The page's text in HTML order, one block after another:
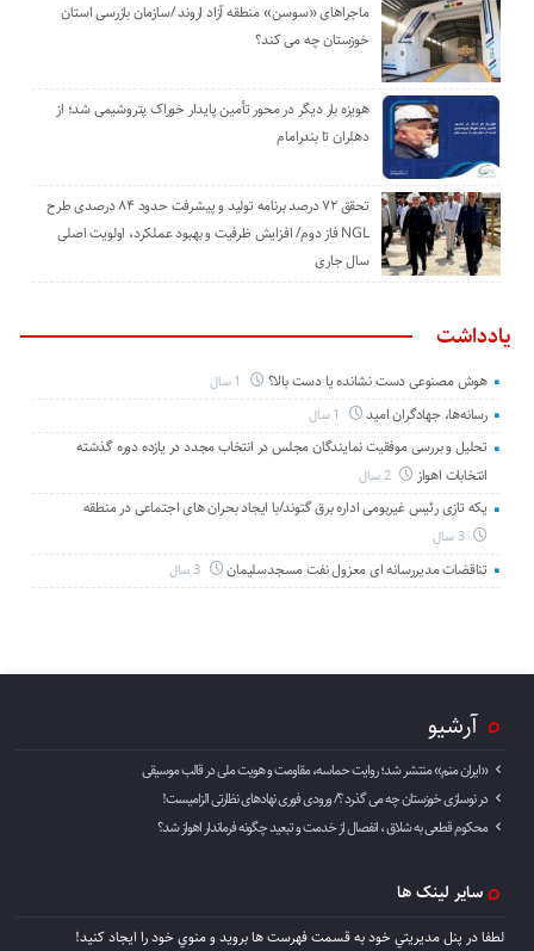
ماجراهای «سوسن» منطقه آزاد اروند /سازمان بازرسی استان
خوزستان چه می کند؟
هویزه بار دیگر در محور تأمین پایدار خوراک پتروشیمی شد؛ از
دهلران تا بندرامام
تحقق ۷۲ درصد برنامه تولید و پیشرفت حدود ۸۴ درصدی طرح
NGL فاز دوم/ افزایش ظرفیت و بهبود عملکرد، اولویت اصلی
سال جاری
یادداشت
هوش مصنوعی دست نشانده یا دست بالا؟
رسانه‌ها، جهادگران امید
تحلیل و بررسی موفقیت نمایندگان مجلس در انتخاب مجدد در یازده دوره گذشته
انتخابات اهواز
2 سال
یکه تازی رئیس غیربومی اداره برق گتوند/با ایجاد بحران های اجتماعی در منطقه
3 سال
تناقضات مدیررسانه ای معزول نفت مسجدسلیمان 3 سال
آرشیو
«ایران منم» منتشر شد؛ روایت حماسه، مقاومت و هویت ملی در قالب موسیقی
در نوسازی خوزستان چه می گذرد ؟/ ورودی فوری نهادهای نظارتی الزامیست!
محکوم قطعی به شلاق ، انفصال از خدمت و تبعید چگونه فرماندار اهواز شد؟
سایر لینک ها
لطفا در پنل مديريتي خود به قسمت فهرست ها برويد و منوي خود را ايجاد كنيد!